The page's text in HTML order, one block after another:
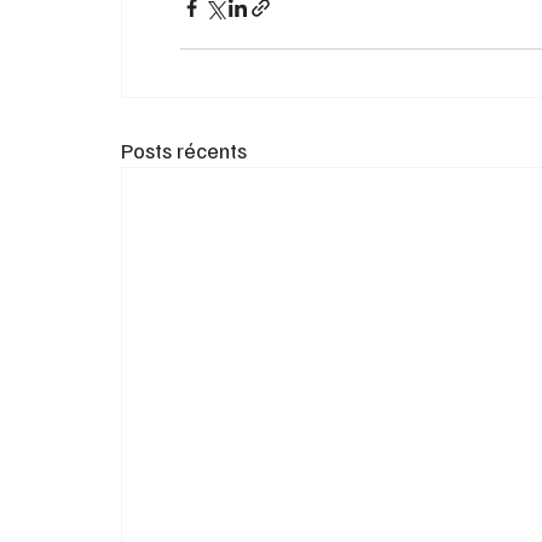
Posts récents